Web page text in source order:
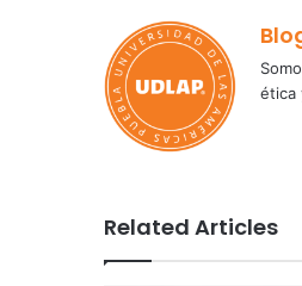
ética
Related Articles